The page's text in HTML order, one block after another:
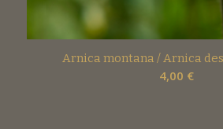
Arnica montana / Arnica
4,00 €